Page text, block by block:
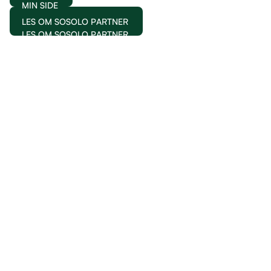
MIN SIDE
LES OM SOSOLO PARTNER
LES OM SOSOLO PARTNER